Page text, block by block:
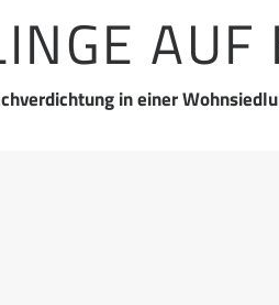
AUF
in einer